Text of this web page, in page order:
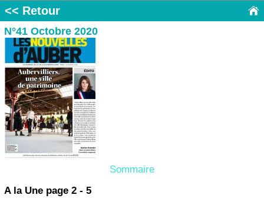
<< Retour
N°41 Octobre 2020
Sommaire
A la Une page 2 - 5